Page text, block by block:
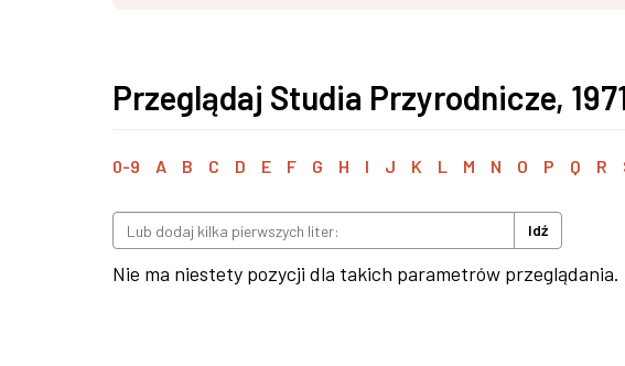
Przeglądaj Studia Przyrodnicze,
0-9 A B C D E F G H I J K L M N O P Q R
Idź
Nie ma niestety pozycji dla takich parametrów przeglądania.